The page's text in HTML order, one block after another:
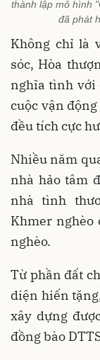
thành lập mô hình
đã phát
Không chỉ là
sóc, Hòa
nghĩa tình với
cuộc vận
đều tích cực
Nhiều năm
nhà hảo tâm
nhà tình
Khmer nghèo
nghèo.
Từ phần đất
diện hiến
xây dựng
đồng bào